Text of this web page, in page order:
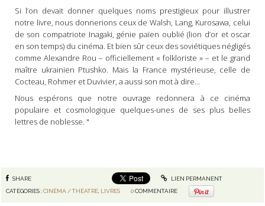
Si l’on devait donner quelques noms prestigieux pour illustrer
notre livre, nous donnerions ceux de Walsh, Lang, Kurosawa, celui
de son compatriote Inagaki, génie païen oublié (lion d’or et oscar
en son temps) du cinéma. Et bien sûr ceux des soviétiques négligés
comme Alexandre Rou – officiellement « folkloriste » – et le grand
maître ukrainien Ptushko. Mais la France mystérieuse, celle de
Cocteau, Rohmer et Duvivier, a aussi son mot à dire…
Nous espérons que notre ouvrage redonnera à ce cinéma
populaire et cosmologique quelques-unes de ses plus belles
lettres de noblesse. "
SHARE
LIEN PERMANENT
CATÉGORIES :CINÉMA / THÉATRE, LIVRES 0 COMMENTAIRE